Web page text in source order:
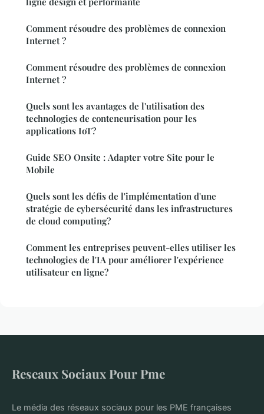
Comment résoudre des problèmes de connexion
Internet ?
Comment résoudre des problèmes de connexion
Internet ?
Quels sont les avantages de l'utilisation des
technologies de conteneurisation pour les
applications IoT?
Guide SEO Onsite : Adapter votre Site pour le
Mobile
Quels sont les défis de l'implémentation d'une
stratégie de cybersécurité dans les infrastructures
de cloud computing?
Comment les entreprises peuvent-elles utiliser les
technologies de l'IA pour améliorer l'expérience
utilisateur en ligne?
Reseaux Sociaux Pour Pme
Le média des réseaux sociaux pour les PME françaises